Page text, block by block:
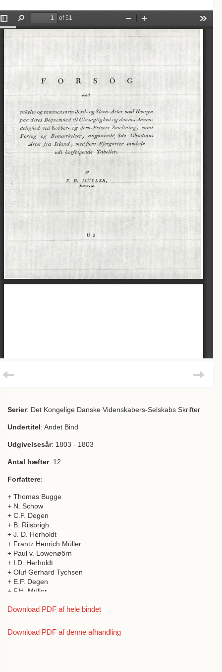
Serier: Det Kongelige Danske Videnskabers-Selskabs Skrifter
Undertitel: Andet Bind
Udgivelsesår: 1803 - 1803
Antal hæfter: 12
Forfattere:
+ Thomas Bugge
+ N. Schow
+ C.F. Degen
+ B. Riisbrigh
+ J. D. Herholdt
+ Frantz Henrich Müller
+ Paul v. Lowenøörn
+ I.D. Herholdt
+ Oluf Gerhard Tychsen
+ E.F. Degen
+ F.H. Müller
Download PDF af hele bindet
Download PDF af denne afhandling